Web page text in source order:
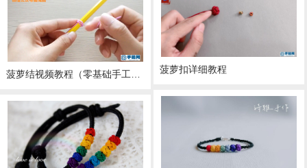
菠萝扣详细教程